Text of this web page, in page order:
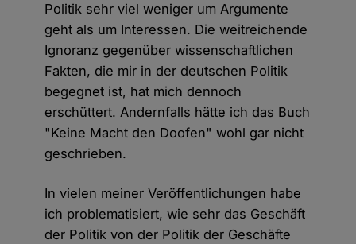
Politik sehr viel weniger um Argumente
geht als um Interessen. Die weitreichende
Ignoranz gegenüber wissenschaftlichen
Fakten, die mir in der deutschen Politik
begegnet ist, hat mich dennoch
erschüttert. Andernfalls hätte ich das Buch
"Keine Macht den Doofen" wohl gar nicht
geschrieben.
In vielen meiner Veröffentlichungen habe
ich problematisiert, wie sehr das Geschäft
der Politik von der Politik der Geschäfte